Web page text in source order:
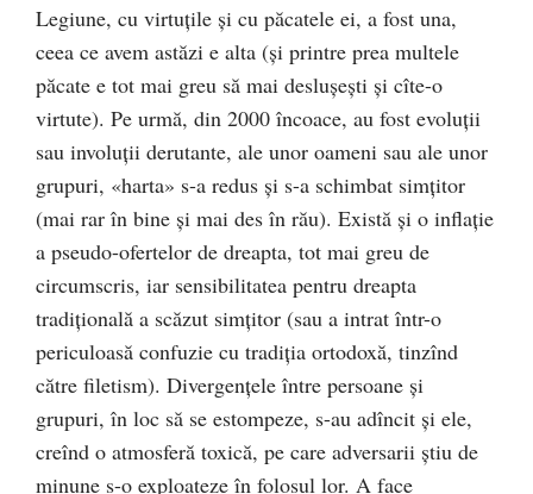
Legiune, cu virtuţile şi cu păcatele ei, a fost una,
ceea ce avem astăzi e alta (şi printre prea multele
păcate e tot mai greu să mai desluşeşti și cîte-o
virtute). Pe urmă, din 2000 încoace, au fost evoluţii
sau involuţii derutante, ale unor oameni sau ale unor
grupuri, «harta» s-a redus şi s-a schimbat simţitor
(mai rar în bine şi mai des în rău). Există şi o inflaţie
a pseudo-ofertelor de dreapta, tot mai greu de
circumscris, iar sensibilitatea pentru dreapta
tradiţională a scăzut simţitor (sau a intrat într-o
periculoasă confuzie cu tradiţia ortodoxă, tinzînd
către filetism). Divergenţele între persoane şi
grupuri, în loc să se estompeze, s-au adîncit şi ele,
creînd o atmosferă toxică, pe care adversarii ştiu de
minune s-o exploateze în folosul lor. A face